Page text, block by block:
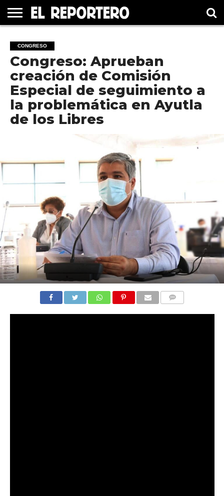
ELECCIÓN
2021
PRINCIPAL
MÉXICO
INTERNACIONAL
#UNMUNDOFELIZ
CULTURA
CINE
CONGRESO
Congreso: Aprueban
creación de Comisión
Especial de seguimiento a
la problemática en Ayutla
de los Libres